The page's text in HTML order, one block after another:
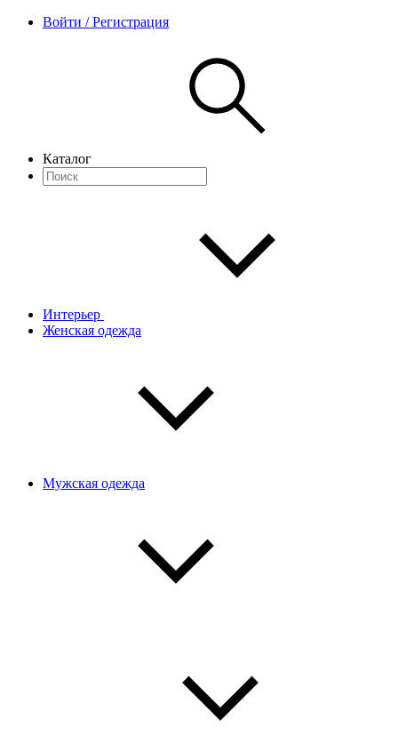
Войти / Регистрация
Каталог
Интерьер
Женская одежда
Мужская одежда